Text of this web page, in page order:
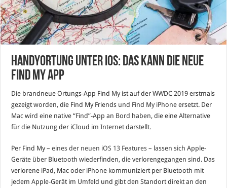
Handyortung unter iOS: Das kann die neue
Find My App
Die brandneue Ortungs-App Find My ist auf der WWDC 2019 erstmals
gezeigt worden, die Find My Friends und Find My iPhone ersetzt. Der
Mac wird eine native “Find”-App an Bord haben, die eine Alternative
für die Nutzung der iCloud im Internet darstellt.
Per Find My –eines der neuen iOS 13 Features – lassen sich Apple-
Geräte über Bluetooth wiederfinden, die verlorengegangen sind. Das
verlorene iPad, Mac oder iPhone kommuniziert per Bluetooth mit
jedem Apple-Gerät im Umfeld und gibt den Standort direkt an den